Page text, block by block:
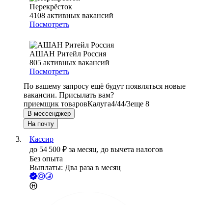
Перекрёсток
4108 активных вакансий
Посмотреть
АШАН Ритейл Россия
805 активных вакансий
Посмотреть
По вашему запросу ещё будут появляться новые
вакансии. Присылать вам?
приемщик товаровКалуга4/44/3еще 8
В мессенджер
На почту
Кассир
до 54 500 ₽ за месяц, до вычета налогов
Без опыта
Выплаты: Два раза в месяц